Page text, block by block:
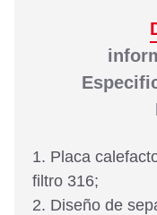
1. Placa
filtro 316;
2. Diseño de